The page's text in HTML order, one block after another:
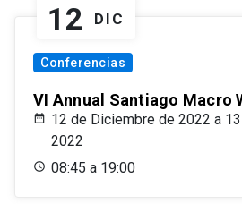
12 DIC
Conferencias
VI Annual Santiago Macro
12 de Diciembre de 2022 a
2022
08:45 a 19:00